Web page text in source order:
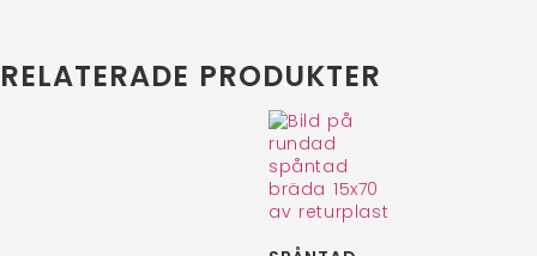
RELATERADE PRODUKTER